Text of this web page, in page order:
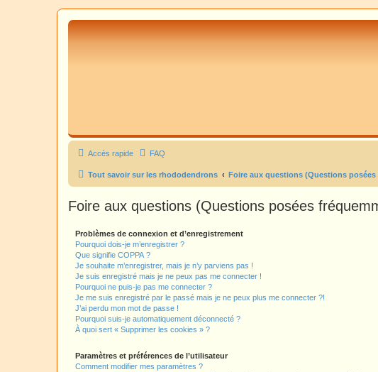
Accès rapide FAQ
Tout savoir sur les rhododendrons Foire aux questions (Questions posées
Foire aux questions (Questions posées
Problèmes de connexion et d’enregistrement
Pourquoi dois-je m’enregistrer ?
Que signifie COPPA ?
Je souhaite m’enregistrer, mais je n’y parviens pas !
Je suis enregistré mais je ne peux pas me connecter !
Pourquoi ne puis-je pas me connecter ?
Je me suis enregistré par le passé mais je ne peux plus me connecter ?!
J’ai perdu mon mot de passe !
Pourquoi suis-je automatiquement déconnecté ?
À quoi sert « Supprimer les cookies » ?
Paramètres et préférences de l’utilisateur
Comment modifier mes paramètres ?